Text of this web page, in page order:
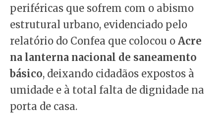
periféricas que sofrem com o abismo
estrutural urbano, evidenciado pelo
relatório do Confea que colocou o Acre
na lanterna nacional de saneamento
básico, deixando cidadãos expostos à
umidade e à total falta de dignidade na
porta de casa.